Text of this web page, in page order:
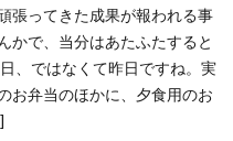
張ってきた成果が報われる事
かで、当分はあたふたすると
、ではなくて昨日ですね。実
お弁当のほかに、夕食用のお